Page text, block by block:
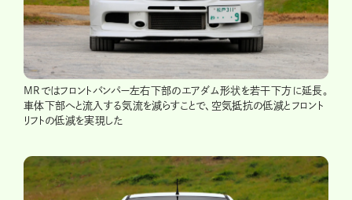
MRではフロントバンパー左右下部のエアダム形状を若干下方に延長。
車体下部へと流入する気流を減らすことで、空気抵抗の低減とフロント
リフトの低減を実現した